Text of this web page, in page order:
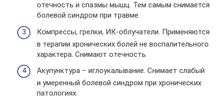
отечность и спазмы мышц. Тем самым снимается
болевой синдром при травме.
Компрессы, грелки, ИК-облучатели. Применяются
в терапии хронических болей не воспалительного
характера. Снимают отечность.
Акупунктура – иглоукалывание. Снимает слабый
и умеренный болевой синдром при хронических
патологиях.